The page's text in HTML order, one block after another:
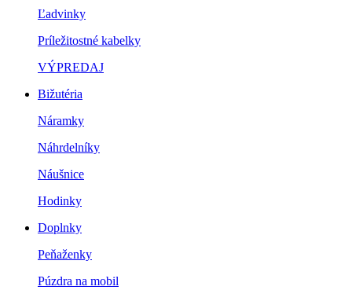
Ľadvinky
Príležitostné kabelky
VÝPREDAJ
Bižutéria
Náramky
Náhrdelníky
Náušnice
Hodinky
Doplnky
Peňaženky
Púzdra na mobil